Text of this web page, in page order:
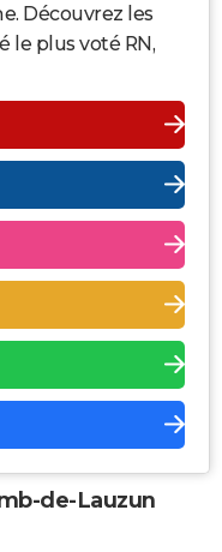
Découvrez les
le plus voté RN,
de-Lauzun